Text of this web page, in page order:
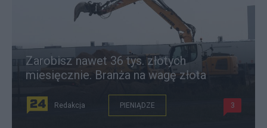
Zarobisz nawet 36 tys. złotych
miesięcznie. Branża na wagę złota
Redakcja PIENIĄDZE 3